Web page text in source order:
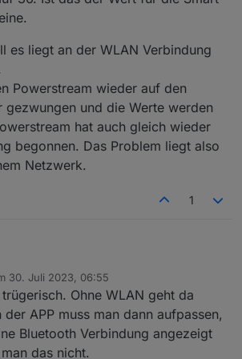
es liegt an der WLAN Verbindung
Powerstream wieder auf den
gezwungen und die Werte werden
hat auch gleich wieder
begonnen. Das Problem liegt also
Netzwerk.
1
des Powerstream nicht mehr
der Netzbezug ging damit teilweise ins
Gegen 17:30 habe ich das
das Skript neu gestartet.
es dann andauernd auszusetzen. Es
sein, dass da andere Probleme mit
Es gab gestern reichlich Updates bei
war der MQTT Server schlicht
alle an den Geräten rumgespielt haben.
das Skript läuft weiter und die Objekte
auch aktualisiert. Es scheint
nicht mehr vom Powerstream
ist ein guter Tipp. Ich werde diese
30. Juli 2023, 06:55
von
Ohne WLAN geht da
APP muss man dann aufpassen,
Bluetooth Verbindung angezeigt
das nicht.